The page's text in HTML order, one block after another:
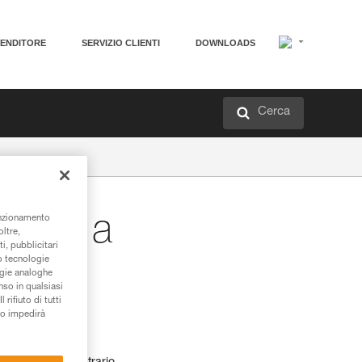
SERVIZIO CLIENTI DOWNLOADS
Cerca
a
pubblicitari
tecnologie
analoghe
in qualsiasi
rifiuto di tutti
impedirà